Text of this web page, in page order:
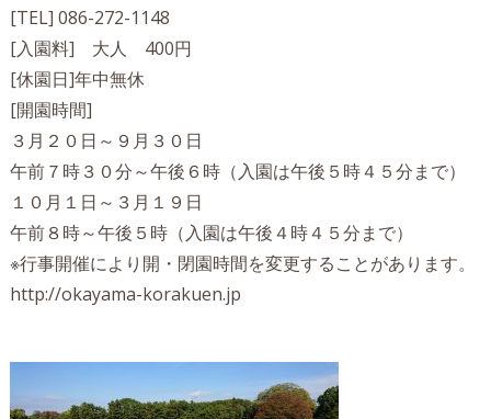
[TEL] 086-272-1148
[入園料] 大人 400円
[休園日]年中無休
[開園時間]
３月２０日～９月３０日
午前７時３０分～午後６時（入園は午後５時４５分まで）
１０月１日～３月１９日
午前８時～午後５時（入園は午後４時４５分まで）
※行事開催により開・閉園時間を変更することがあります。
http://okayama-korakuen.jp